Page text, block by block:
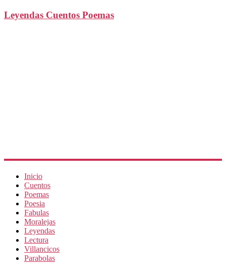
Leyendas Cuentos Poemas
Inicio
Cuentos
Poemas
Poesia
Fabulas
Moralejas
Leyendas
Lectura
Villancicos
Parabolas